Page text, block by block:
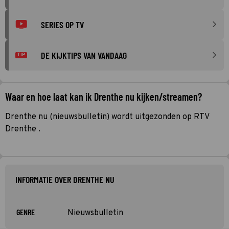
SERIES OP TV
TIP DE KIJKTIPS VAN VANDAAG
Waar en hoe laat kan ik Drenthe nu kijken/streamen?
Drenthe nu (nieuwsbulletin) wordt uitgezonden op RTV
Drenthe .
INFORMATIE OVER DRENTHE NU
GENRE Nieuwsbulletin